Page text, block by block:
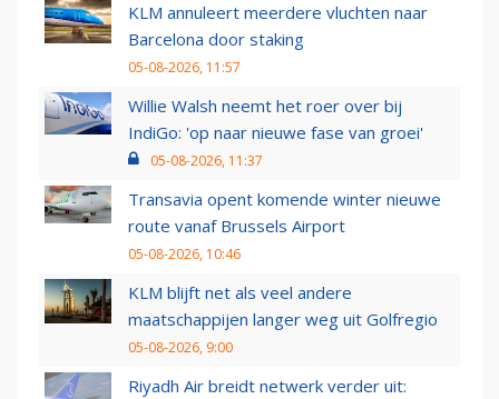
KLM annuleert meerdere vluchten naar
Barcelona door staking
05-08-2026, 11:57
Willie Walsh neemt het roer over bij
IndiGo: 'op naar nieuwe fase van groei'
05-08-2026, 11:37
Transavia opent komende winter nieuwe
route vanaf Brussels Airport
05-08-2026, 10:46
KLM blijft net als veel andere
maatschappijen langer weg uit Golfregio
05-08-2026, 9:00
Riyadh Air breidt netwerk verder uit: